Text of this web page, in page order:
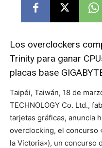
Los overclockers
Trinity para ganar
placas base
Taipéi, Taiwán, 18 de
TECHNOLOGY Co. Ltd.,
tarjetas gráficas, anuncia
overclocking, el concurso
la Victoria»), un concurso